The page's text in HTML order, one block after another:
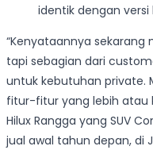
identik dengan versi
“Kenyataannya
tapi sebagian dari
untuk kebutuhan private.
fitur-fitur yang lebih atau
Hilux Rangga yang SUV
jual awal tahun depan, di